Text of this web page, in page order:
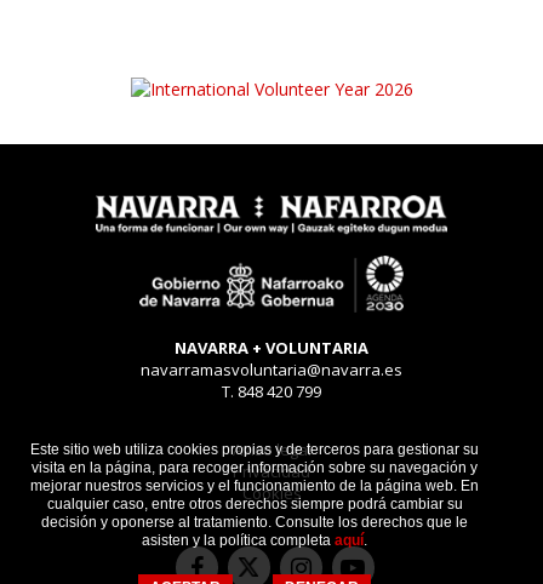
Este sitio web utiliza cookies propias y de terceros para gestionar su
visita en la página, para recoger información sobre su navegación y
mejorar nuestros servicios y el funcionamiento de la página web. En
cualquier caso, entre otros derechos siempre podrá cambiar su
decisión y oponerse al tratamiento. Consulte los derechos que le
asisten y la política completa aquí.
NAVARRA + VOLUNTARIA
navarramasvoluntaria@navarra.es
T. 848 420 799
Aviso legal
Privacidad
Cookies
Facebook InstagramYoutube